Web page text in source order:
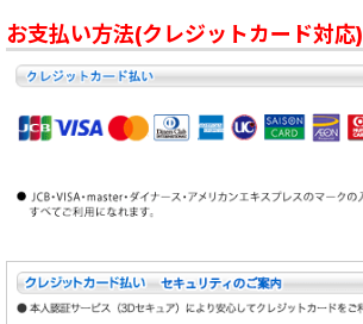
お支払い方法(クレジットカード対応)